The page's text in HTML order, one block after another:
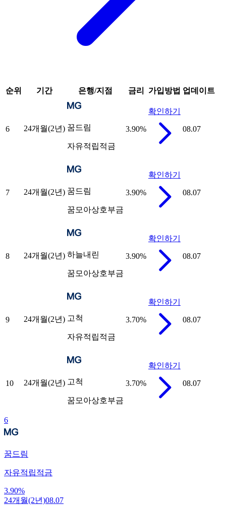
순위 기간 은행/지점 금리 가입방법 업데이트
6 24개월(2년) 꿈드림
자유적립적금
3.90%
확인하기
08.07
7 24개월(2년) 꿈드림
꿈모아상호부금
3.90%
확인하기
08.07
8 24개월(2년) 하늘내린
꿈모아상호부금
3.90%
확인하기
08.07
9 24개월(2년) 고척
자유적립적금
3.70%
확인하기
08.07
10 24개월(2년) 고척
꿈모아상호부금
3.70%
확인하기
08.07
6
꿈드림
자유적립적금
3.90%
24개월(2년)08.07